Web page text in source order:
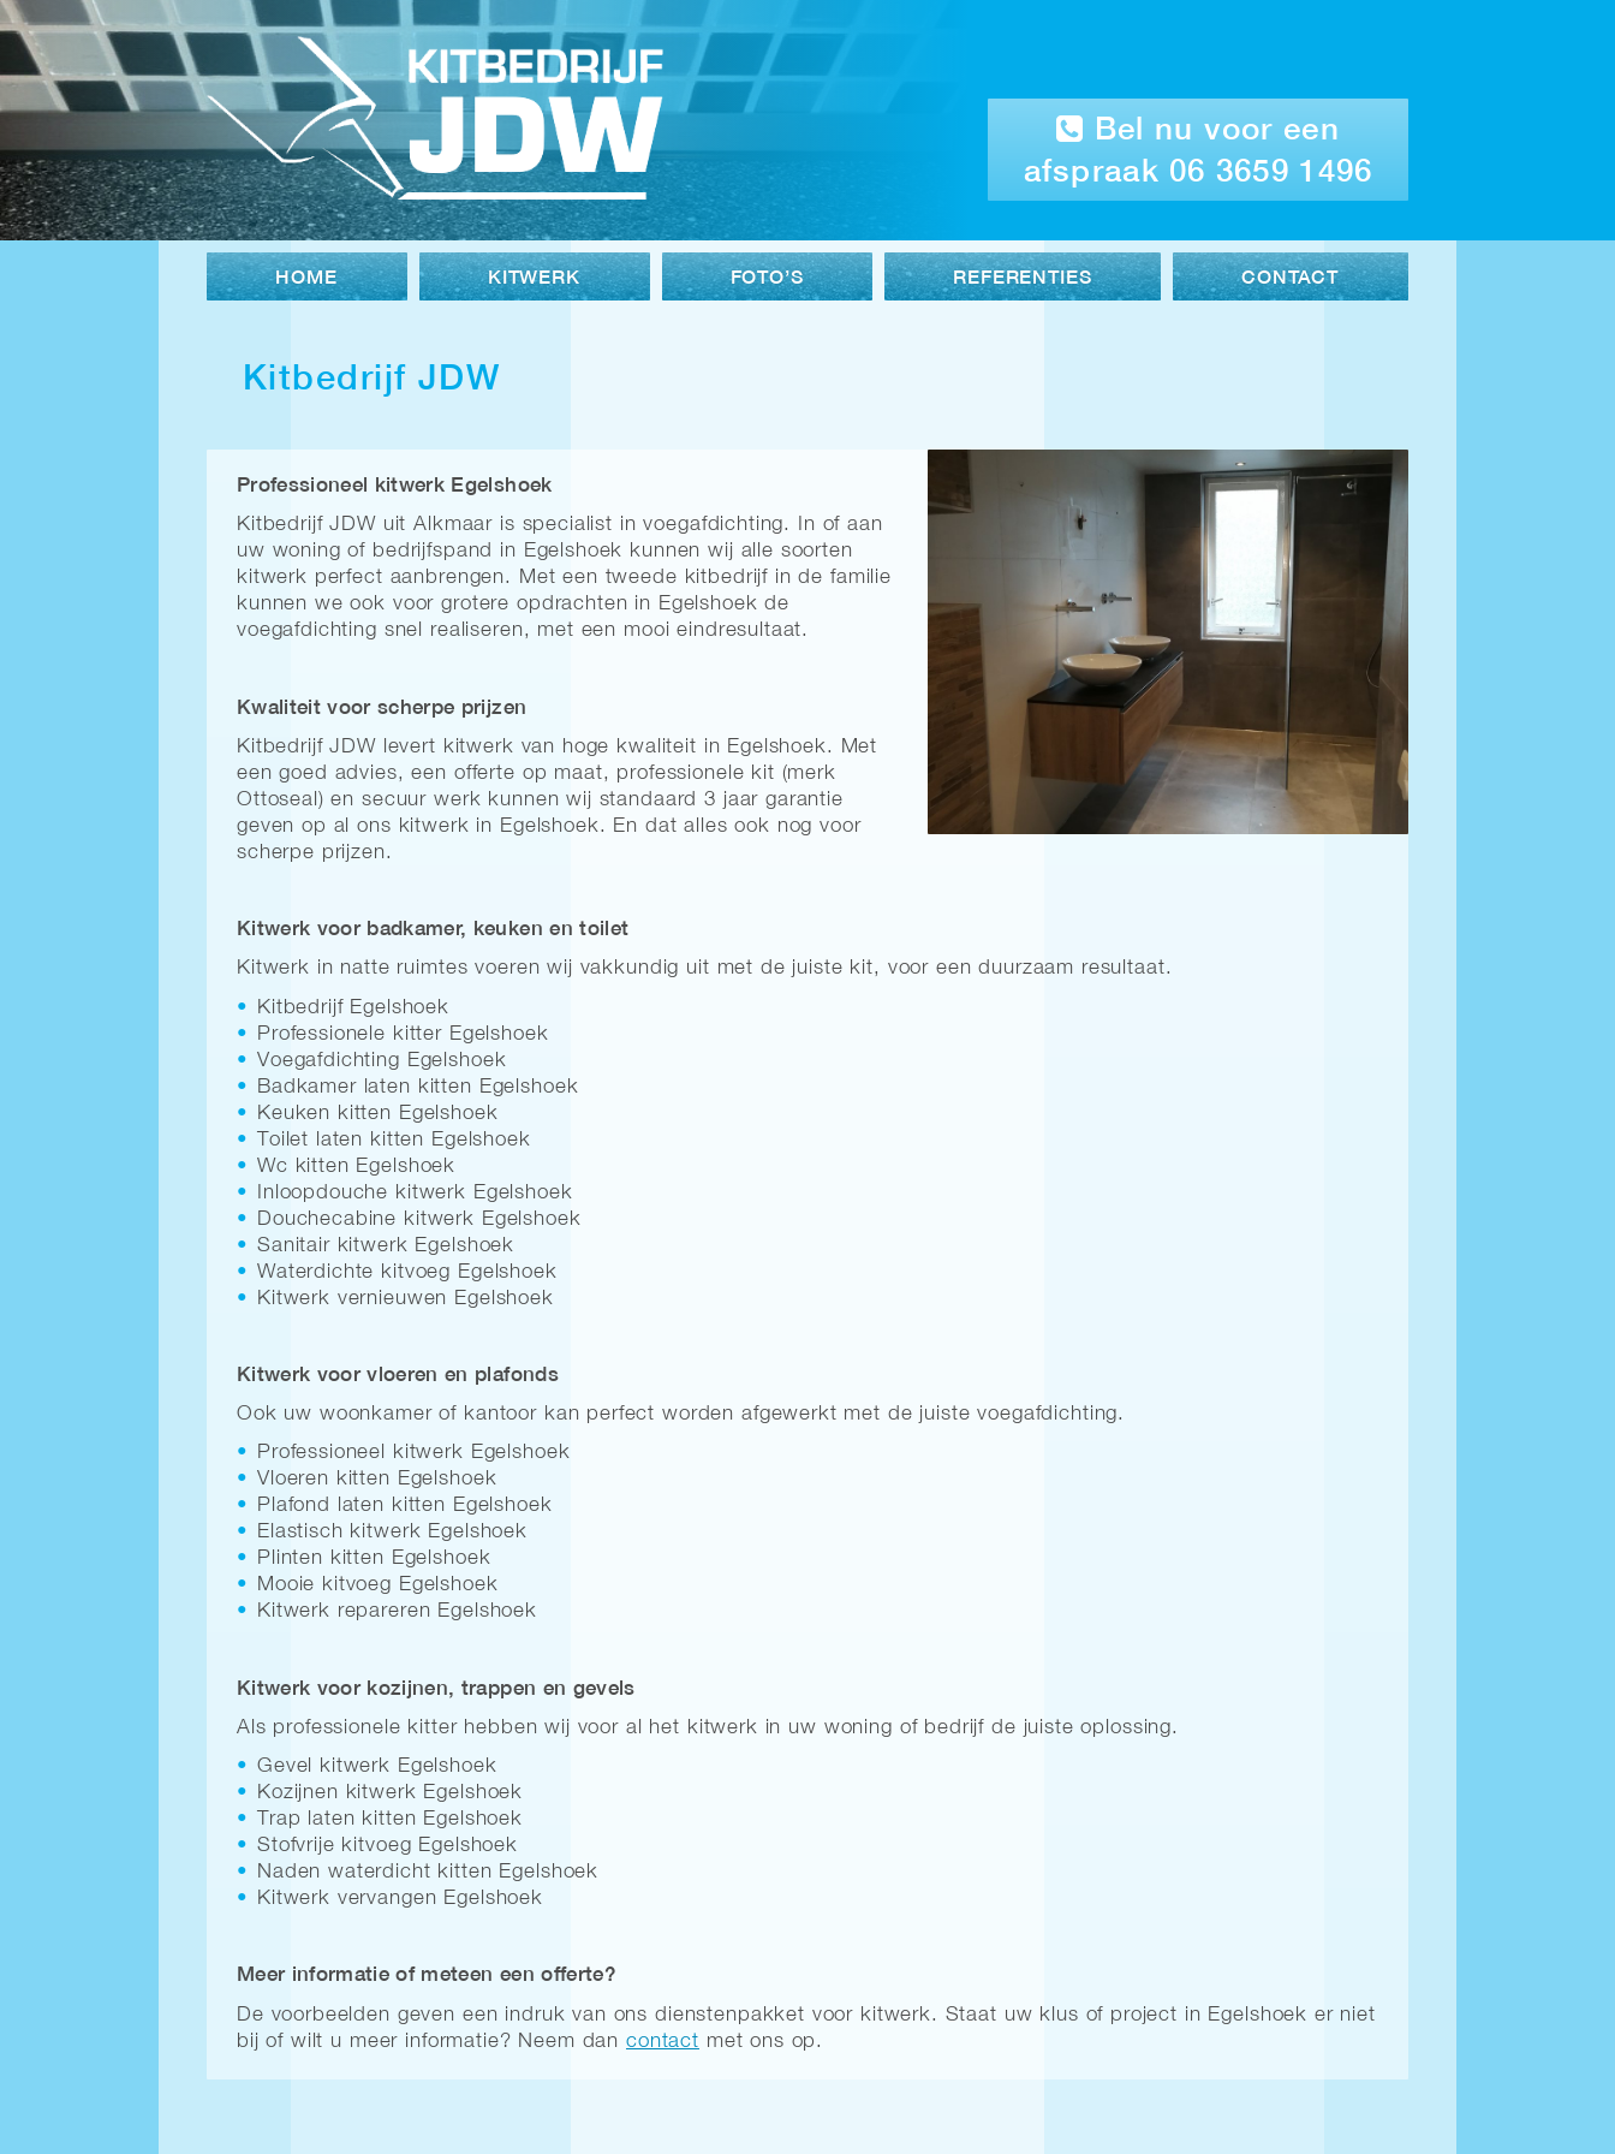
Bel nu voor een
afspraak 06 3659 1496
HOME KITWERK FOTO’S REFERENTIES CONTACT
Kitbedrijf JDW
Professioneel kitwerk Egelshoek
Kitbedrijf JDW uit Alkmaar is specialist in voegafdichting. In of aan
uw woning of bedrijfspand in Egelshoek kunnen wij alle soorten
kitwerk perfect aanbrengen. Met een tweede kitbedrijf in de familie
kunnen we ook voor grotere opdrachten in Egelshoek de
voegafdichting snel realiseren, met een mooi eindresultaat.
Kwaliteit voor scherpe prijzen
Kitbedrijf JDW levert kitwerk van hoge kwaliteit in Egelshoek. Met
een goed advies, een offerte op maat, professionele kit (merk
Ottoseal) en secuur werk kunnen wij standaard 3 jaar garantie
geven op al ons kitwerk in Egelshoek. En dat alles ook nog voor
scherpe prijzen.
Kitwerk voor badkamer, keuken en toilet
Kitwerk in natte ruimtes voeren wij vakkundig uit met de juiste kit, voor een duurzaam resultaat.
Kitbedrijf Egelshoek
Professionele kitter Egelshoek
Voegafdichting Egelshoek
Badkamer laten kitten Egelshoek
Keuken kitten Egelshoek
Toilet laten kitten Egelshoek
Wc kitten Egelshoek
Inloopdouche kitwerk Egelshoek
Douchecabine kitwerk Egelshoek
Sanitair kitwerk Egelshoek
Waterdichte kitvoeg Egelshoek
Kitwerk vernieuwen Egelshoek
Kitwerk voor vloeren en plafonds
Ook uw woonkamer of kantoor kan perfect worden afgewerkt met de juiste voegafdichting.
Professioneel kitwerk Egelshoek
Vloeren kitten Egelshoek
Plafond laten kitten Egelshoek
Elastisch kitwerk Egelshoek
Plinten kitten Egelshoek
Mooie kitvoeg Egelshoek
Kitwerk repareren Egelshoek
Kitwerk voor kozijnen, trappen en gevels
Als professionele kitter hebben wij voor al het kitwerk in uw woning of bedrijf de juiste oplossing.
Gevel kitwerk Egelshoek
Kozijnen kitwerk Egelshoek
Trap laten kitten Egelshoek
Stofvrije kitvoeg Egelshoek
Naden waterdicht kitten Egelshoek
Kitwerk vervangen Egelshoek
Meer informatie of meteen een offerte?
De voorbeelden geven een indruk van ons dienstenpakket voor kitwerk. Staat uw klus of project in Egelshoek er niet
bij of wilt u meer informatie? Neem dancontact met ons op.